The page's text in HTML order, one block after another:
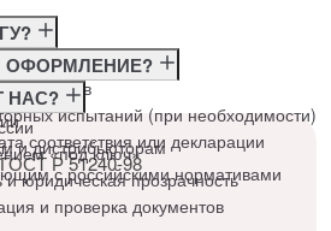
ГОСТ
испытаний (при необходимости)
соответствия или декларации
ОФОРМЛЕНИЕ?
и дистрибьюторам
с российскими нормативами
НАС?
«под ключ»
юридическая прозрачность
и проверка документов
ГОСТ Р 51240-98